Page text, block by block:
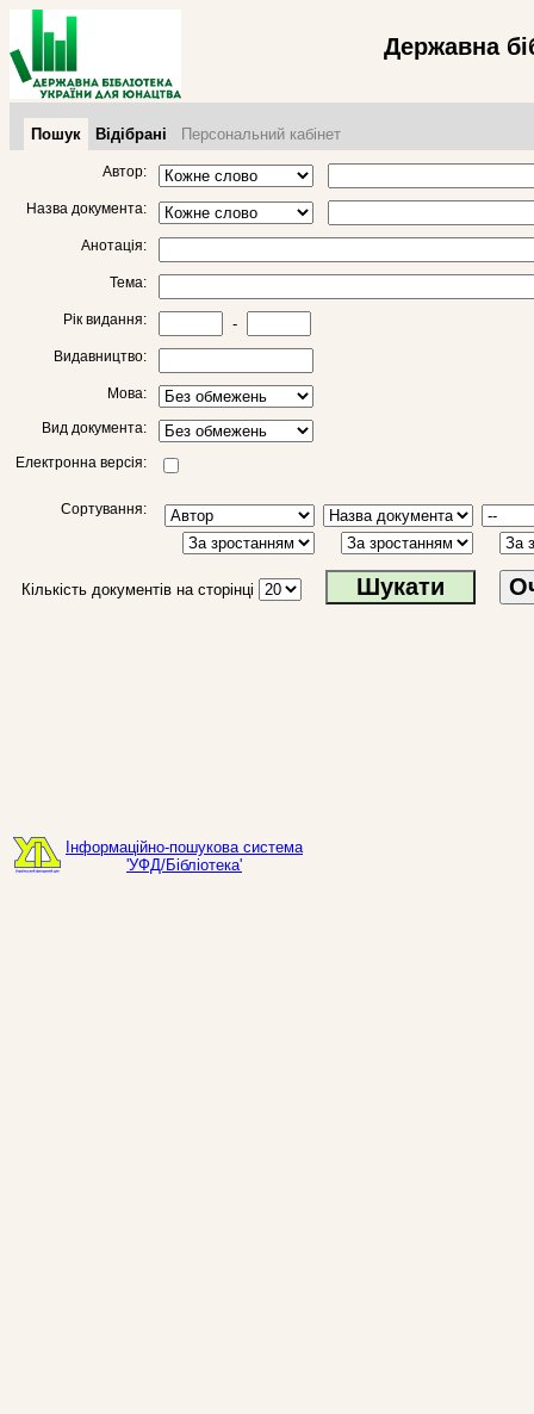
Державна
Пошук Відібрані Персональний кабінет
Автор:
Назва документа:
Анотація:
Тема:
Рік видання: -
Видавництво:
Мова:
Вид документа:
Електронна версія:
Сортування:
Кількість документів на сторінці
Інформаційно-пошукова система
'УФД/Бібліотека'